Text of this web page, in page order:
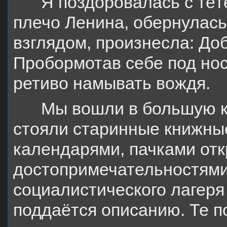
плечо Ленина,
взглядом, произнесла:
Пробормотав себе под
ретиво намывать вождя.
Мы вошли в большую
стояли старинные
календарями, пачками
социалистического
поддаётся описанию. Те